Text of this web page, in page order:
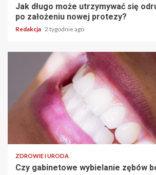
Jak długo może utrzymywać się
po założeniu nowej protezy?
Redakcja 2 tygodnie ago
ZDROWIE I URODA
Czy gabinetowe wybielanie zębów